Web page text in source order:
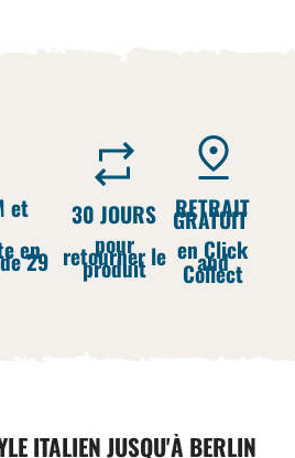
et
en
29
30 JOURS
pour
retourner le
produit
RETRAIT
GRATUIT
en Click
and
Collect
ITALIEN JUSQU'À BERLIN